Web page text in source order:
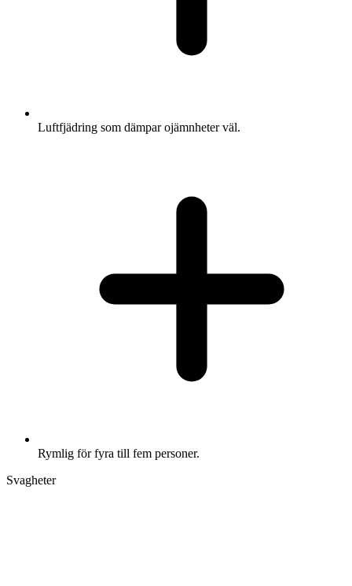
Luftfjädring som dämpar ojämnheter väl.
Rymlig för fyra till fem personer.
Svagheter